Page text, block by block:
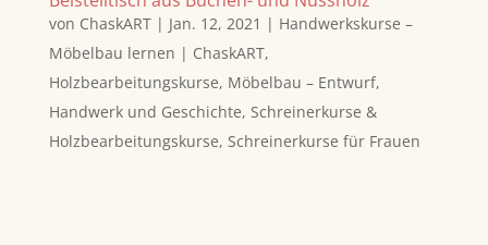
von ChaskART| Jan. 12, 2021 | Handwerkskurse –
Möbelbau lernen | ChaskART,
Holzbearbeitungskurse, Möbelbau – Entwurf,
Handwerk und Geschichte, Schreinerkurse &
Holzbearbeitungskurse, Schreinerkurse für Frauen